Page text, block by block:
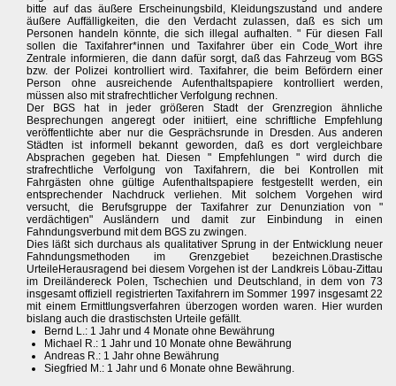
bitte auf das äußere Erscheinungsbild, Kleidungszustand und andere
äußere Auffälligkeiten, die den Verdacht zulassen, daß es sich um
Personen handeln könnte, die sich illegal aufhalten. " Für diesen Fall
sollen die Taxifahrer*innen und Taxifahrer über ein Code_Wort ihre
Zentrale informieren, die dann dafür sorgt, daß das Fahrzeug vom BGS
bzw. der Polizei kontrolliert wird. Taxifahrer, die beim Befördern einer
Person ohne ausreichende Aufenthaltspapiere kontrolliert werden,
müssen also mit strafrechtlicher Verfolgung rechnen.
Der BGS hat in jeder größeren Stadt der Grenzregion ähnliche
Besprechungen angeregt oder initiiert, eine schriftliche Empfehlung
veröffentlichte aber nur die Gesprächsrunde in Dresden. Aus anderen
Städten ist informell bekannt geworden, daß es dort vergleichbare
Absprachen gegeben hat. Diesen " Empfehlungen " wird durch die
strafrechtliche Verfolgung von Taxifahrern, die bei Kontrollen mit
Fahrgästen ohne gültige Aufenthaltspapiere festgestellt werden, ein
entsprechender Nachdruck verliehen. Mit solchem Vorgehen wird
versucht, die Berufsgruppe der Taxifahrer zur Denunziation von "
verdächtigen" Ausländern und damit zur Einbindung in einen
Fahndungsverbund mit dem BGS zu zwingen.
Dies läßt sich durchaus als qualitativer Sprung in der Entwicklung neuer
Fahndungsmethoden im Grenzgebiet bezeichnen.Drastische
UrteileHerausragend bei diesem Vorgehen ist der Landkreis Löbau-Zittau
im Dreiländereck Polen, Tschechien und Deutschland, in dem von 73
insgesamt offiziell registrierten Taxifahrern im Sommer 1997 insgesamt 22
mit einem Ermittlungsverfahren überzogen worden waren. Hier wurden
bislang auch die drastischsten Urteile gefällt.
Bernd L.: 1 Jahr und 4 Monate ohne Bewährung
Michael R.: 1 Jahr und 10 Monate ohne Bewährung
Andreas R.: 1 Jahr ohne Bewährung
Siegfried M.: 1 Jahr und 6 Monate ohne Bewährung.